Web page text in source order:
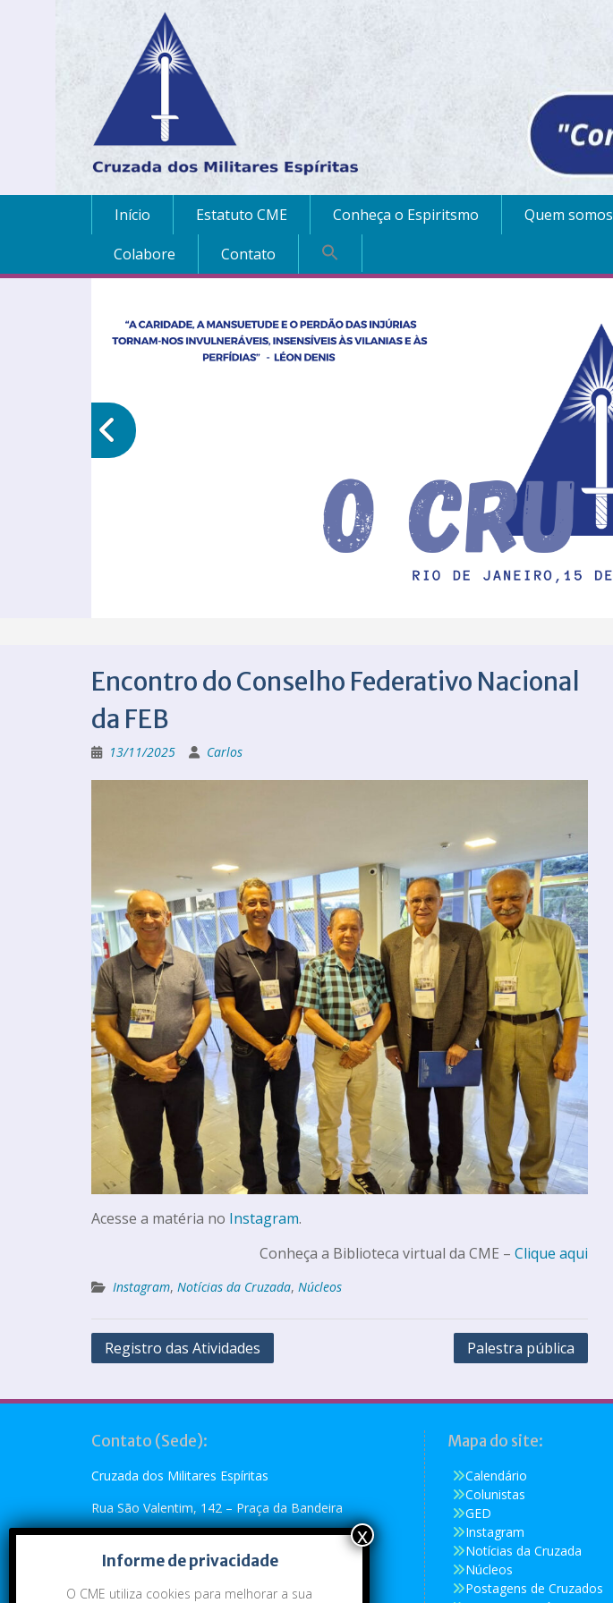
Início Estatuto CME Conheça o Espiritsmo Quem somos
Colabore
Contato
Encontro do Conselho Federativo Nacional
da FEB
13/11/2025 Carlos
Acesse a matéria no Instagram.
Conheça a Biblioteca virtual da CME – Clique aqui
Instagram, Notícias da Cruzada, Núcleos
Registro das Atividades Palestra pública
Contato (Sede):
Cruzada dos Militares Espíritas
Rua São Valentim, 142 – Praça da Bandeira
Rio de Janeiro, RJ – CEP: 20.260-110
Telefone: (21) 2273-4896 ou (21) 2273-5790
Mapa do site:
Calendário
Colunistas
GED
Instagram
Notícias da Cruzada
Núcleos
Postagens de Cruzados
Informe de privacidade
O CME utiliza cookies para melhorar a sua